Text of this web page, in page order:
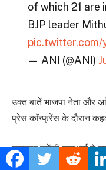
of which 21 are
BJP leader
— ANI (@ANI)
उक्त बातें भाजपा नेता और
प्रेस कॉन्फ्रेंस के दौरान
समाचार एजेंसी एएनआई ने
सुनना चाहते हैं? इस समय,